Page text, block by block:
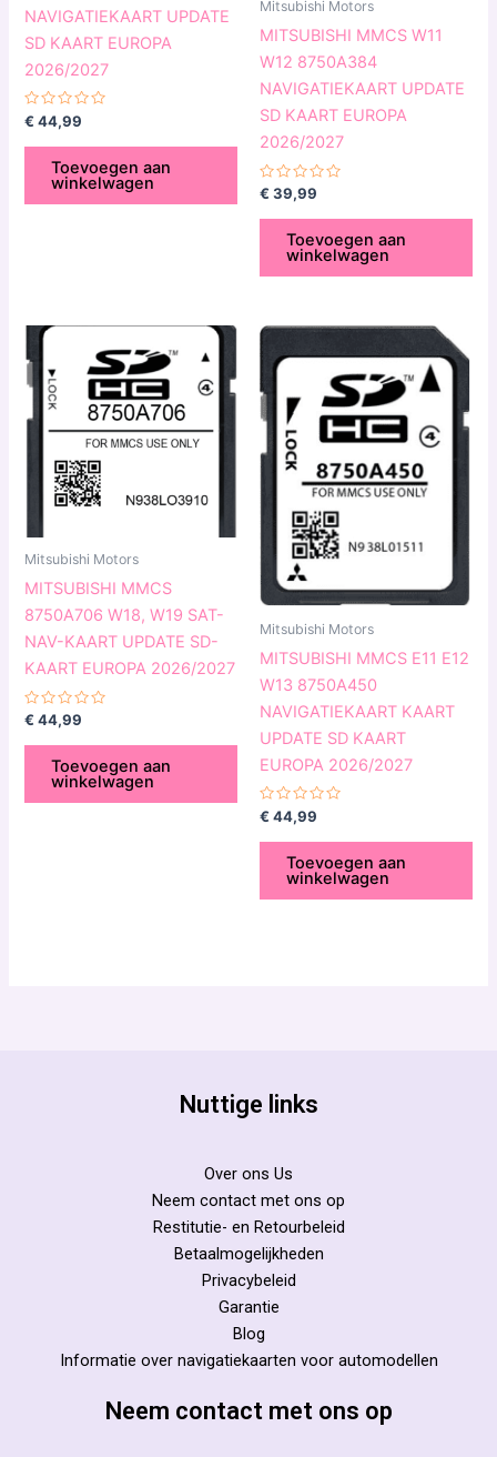
NAVIGATIEKAART UPDATE
SD KAART EUROPA
2026/2027
Gewaardeerd
0
uit
€ 44,99
Toevoegen aan
winkelwagen
Mitsubishi Motors
MITSUBISHI MMCS W11
W12 8750A384
NAVIGATIEKAART UPDATE
SD KAART EUROPA
2026/2027
Gewaardeerd
uit
€ 39,99
Toevoegen aan
winkelwagen
Mitsubishi Motors
MITSUBISHI MMCS
8750A706 W18, W19 SAT-
NAV-KAART UPDATE SD-
KAART EUROPA 2026/2027
Gewaardeerd
uit
€ 44,99
Toevoegen aan
winkelwagen
Mitsubishi Motors
MITSUBISHI MMCS E11 E12
W13 8750A450
NAVIGATIEKAART KAART
UPDATE SD KAART
EUROPA 2026/2027
Gewaardeerd
0
uit
€ 44,99
Toevoegen aan
winkelwagen
Nuttige links
Over ons Us
Neem contact met ons op
Restitutie- en Retourbeleid
Betaalmogelijkheden
Privacybeleid
Garantie
Blog
Informatie over navigatiekaarten voor automodellen
Neem contact met ons op